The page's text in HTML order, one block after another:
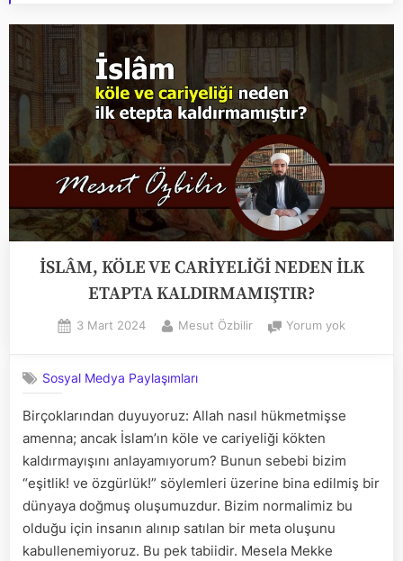
İSLÂM, KÖLE VE CARİYELİĞİ NEDEN İLK
ETAPTA KALDIRMAMIŞTIR?
Posted
3 Mart 2024 By
Mesut Özbilir Yorum yok
İLK
Sosyal Medya Paylaşımları
Birçoklarından duyuyoruz: Allah nasıl hükmetmişse
amenna; ancak İslam’ın köle ve cariyeliği kökten
kaldırmayışını anlayamıyorum? Bunun sebebi bizim
“eşitlik! ve özgürlük!” söylemleri üzerine bina edilmiş bir
dünyaya doğmuş oluşumuzdur. Bizim normalimiz bu
olduğu için insanın alınıp satılan bir meta oluşunu
kabullenemiyoruz. Bu pek tabiidir. Mesela Mekke